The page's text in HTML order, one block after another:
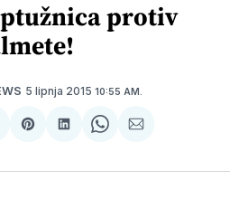
protiv
5 lipnja 2015 10:55 AM.
SharepodijeliSharepodijeli